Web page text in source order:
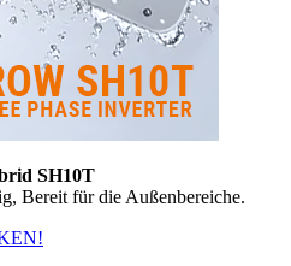
SH10T
Bereit für die Außenbereiche.